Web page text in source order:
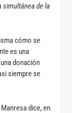
simultánea de la
cómo se
es una
donación
siempre se
dice, en